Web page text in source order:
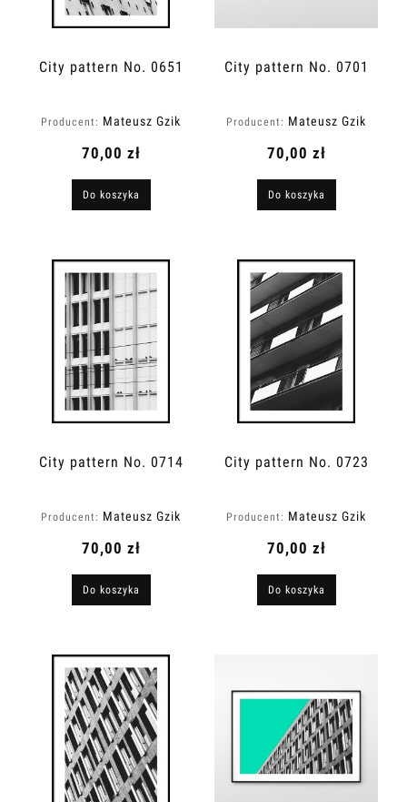
City pattern No. 0651
Producent: Mateusz Gzik
70,00 zł
Do koszyka
City pattern No. 0701
Producent: Mateusz Gzik
70,00 zł
Do koszyka
City pattern No. 0714
Producent: Mateusz Gzik
70,00 zł
Do koszyka
City pattern No. 0723
Producent: Mateusz Gzik
70,00 zł
Do koszyka